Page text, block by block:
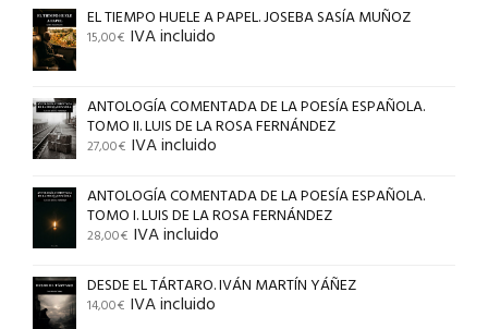
EL TIEMPO HUELE A PAPEL. JOSEBA SASÍA MUÑOZ
15,00€ IVA incluido
ANTOLOGÍA COMENTADA DE LA POESÍA ESPAÑOLA.
TOMO II. LUIS DE LA ROSA FERNÁNDEZ
27,00€ IVA incluido
ANTOLOGÍA COMENTADA DE LA POESÍA ESPAÑOLA.
TOMO I. LUIS DE LA ROSA FERNÁNDEZ
28,00€ IVA incluido
DESDE EL TÁRTARO. IVÁN MARTÍN YÁÑEZ
14,00€ IVA incluido